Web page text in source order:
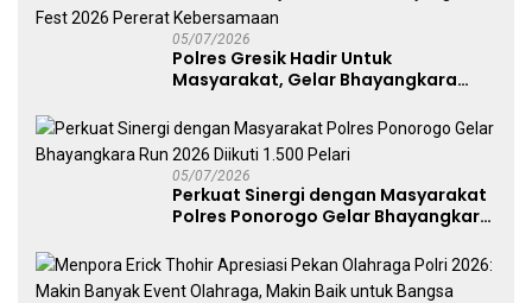
05/07/2026
Polres Gresik Hadir Untuk
Masyarakat, Gelar Bhayangkara
05/07/2026
Perkuat Sinergi dengan Masyarakat
Polres Ponorogo Gelar Bhayangkara